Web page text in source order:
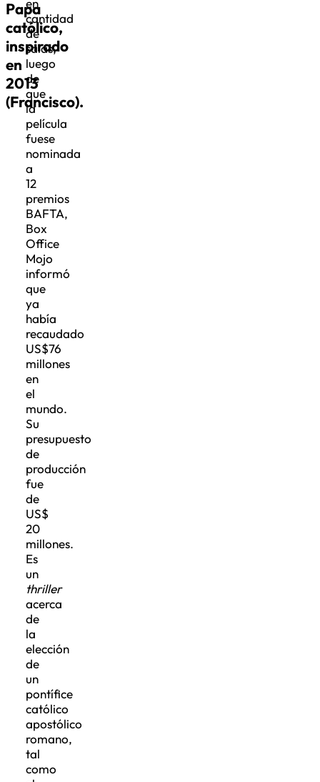
Papa
católico,
inspirado
en
2013
(Francisco).
en
cantidad
de
salas,
luego
de
que
la
película
fuese
nominada
a
12
premios
BAFTA,
Box
Office
Mojo
informó
que
ya
había
recaudado
US$76
millones
en
el
mundo.
Su
presupuesto
de
producción
fue
de
US$
20
millones.
Es
un
thriller
acerca
de
la
elección
de
un
pontífice
católico
apostólico
romano,
tal
como